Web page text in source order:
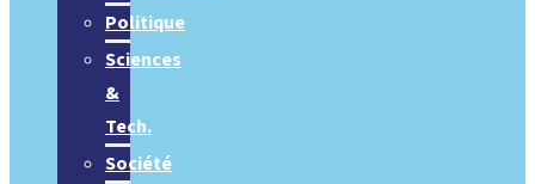
Politique
Sciences
&
Tech.
Société